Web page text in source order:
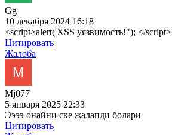
Gg
10 декабря 2024 16:18
<script>alert('XSS уязвимость!"); </script>
Цитировать
Жалоба
Mj077
5 января 2025 22:33
Ээээ онайни ске жалапди болари
Цитировать